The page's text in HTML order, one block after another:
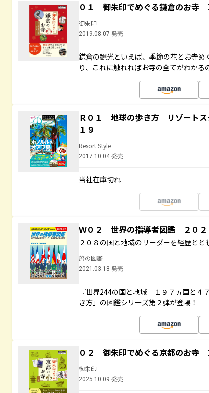
０１ 御朱印でめぐる鎌倉のお寺
御朱印
2019.08.07 発売
鎌倉の観光といえば、季節の花とお寺
り、これに触れればお寺の全てがわかる
Ｒ０１ 地球の歩き方 リゾート
１９
Resort Style
2017.10.04 発売
当社在庫切れ
Ｗ０２ 世界の指導者図鑑 ２０２
２０８の国と地域のリーダーを経歴とと
旅の図鑑
2021.03.18 発売
『世界244の国と地域 １９７ヵ国と４
き方」の図鑑シリーズ第２弾が登場！
０２ 御朱印でめぐる京都のお寺
御朱印
2025.10.09 発売